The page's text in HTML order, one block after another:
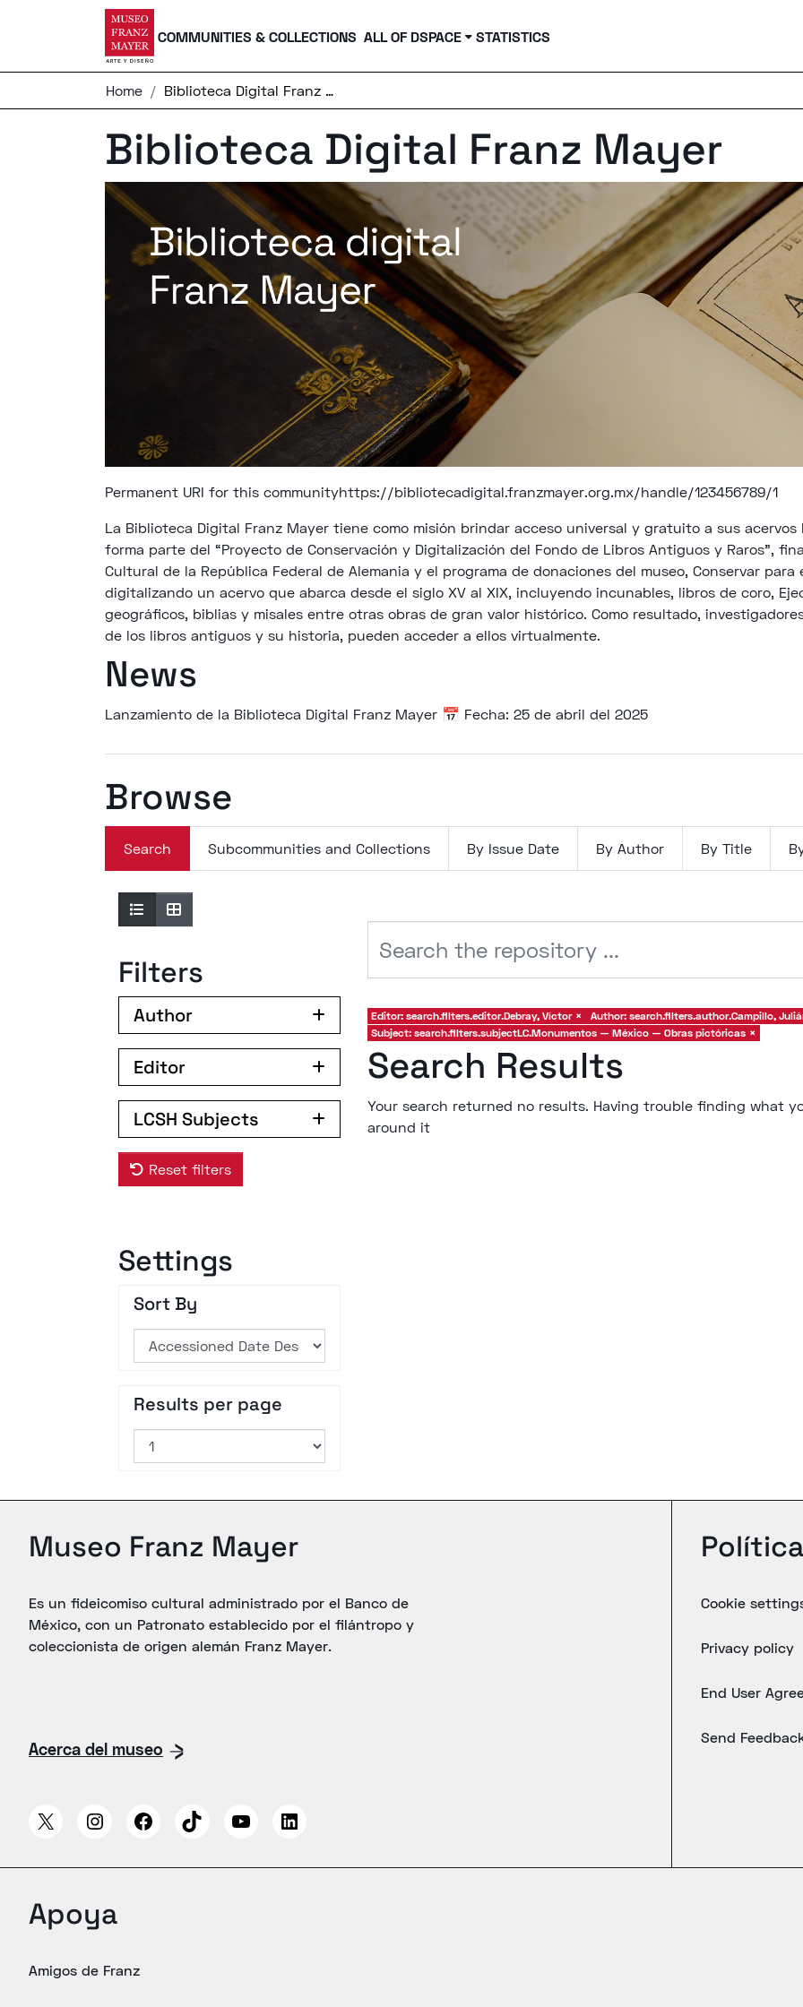
COMMUNITIES & COLLECTIONS ALL OF DSPACE STATISTICS
Home Biblioteca Digital Franz Mayer
Biblioteca Digital Franz Mayer
Permanent URI for this communityhttps://bibliotecadigital.franzmayer.org.mx/handle/123456789/1
La Biblioteca Digital Franz Mayer tiene como misión brindar acceso universal y gratuito a sus
forma parte del “Proyecto de Conservación y Digitalización del Fondo de Libros Antiguos y Raros”,
Cultural de la República Federal de Alemania y el programa de donaciones del museo, Conservar
digitalizando un acervo que abarca desde el siglo XV al XIX, incluyendo incunables, libros de coro,
geográficos, biblias y misales entre otras obras de gran valor histórico. Como resultado,
de los libros antiguos y su historia, pueden acceder a ellos virtualmente.
News
Lanzamiento de la Biblioteca Digital Franz Mayer 📅 Fecha: 25 de abril del 2025
Browse
Search Subcommunities and Collections By Issue Date By Author By Title
Filters
Author
Editor
LCSH Subjects
Reset filters
Settings
Sort By
Results per page
Editor: search.filters.editor.Debray, Víctor ×
Author: search.filters.author.Campillo,
Subject: search.filters.subjectLC.Monumentos — México — Obras pictóricas ×
Search Results
Your search returned no results. Having trouble finding what
around it
Museo Franz Mayer
Es un fideicomiso cultural administrado por el Banco de
México, con un Patronato establecido por el filántropo y
coleccionista de origen alemán Franz Mayer.
Acerca del museo
Cookie
Privacy policy
End User
Send
Apoya
Amigos de Franz